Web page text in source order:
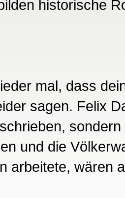
historische
mal, dass
sagen. Felix
und die
arbeitete, wären